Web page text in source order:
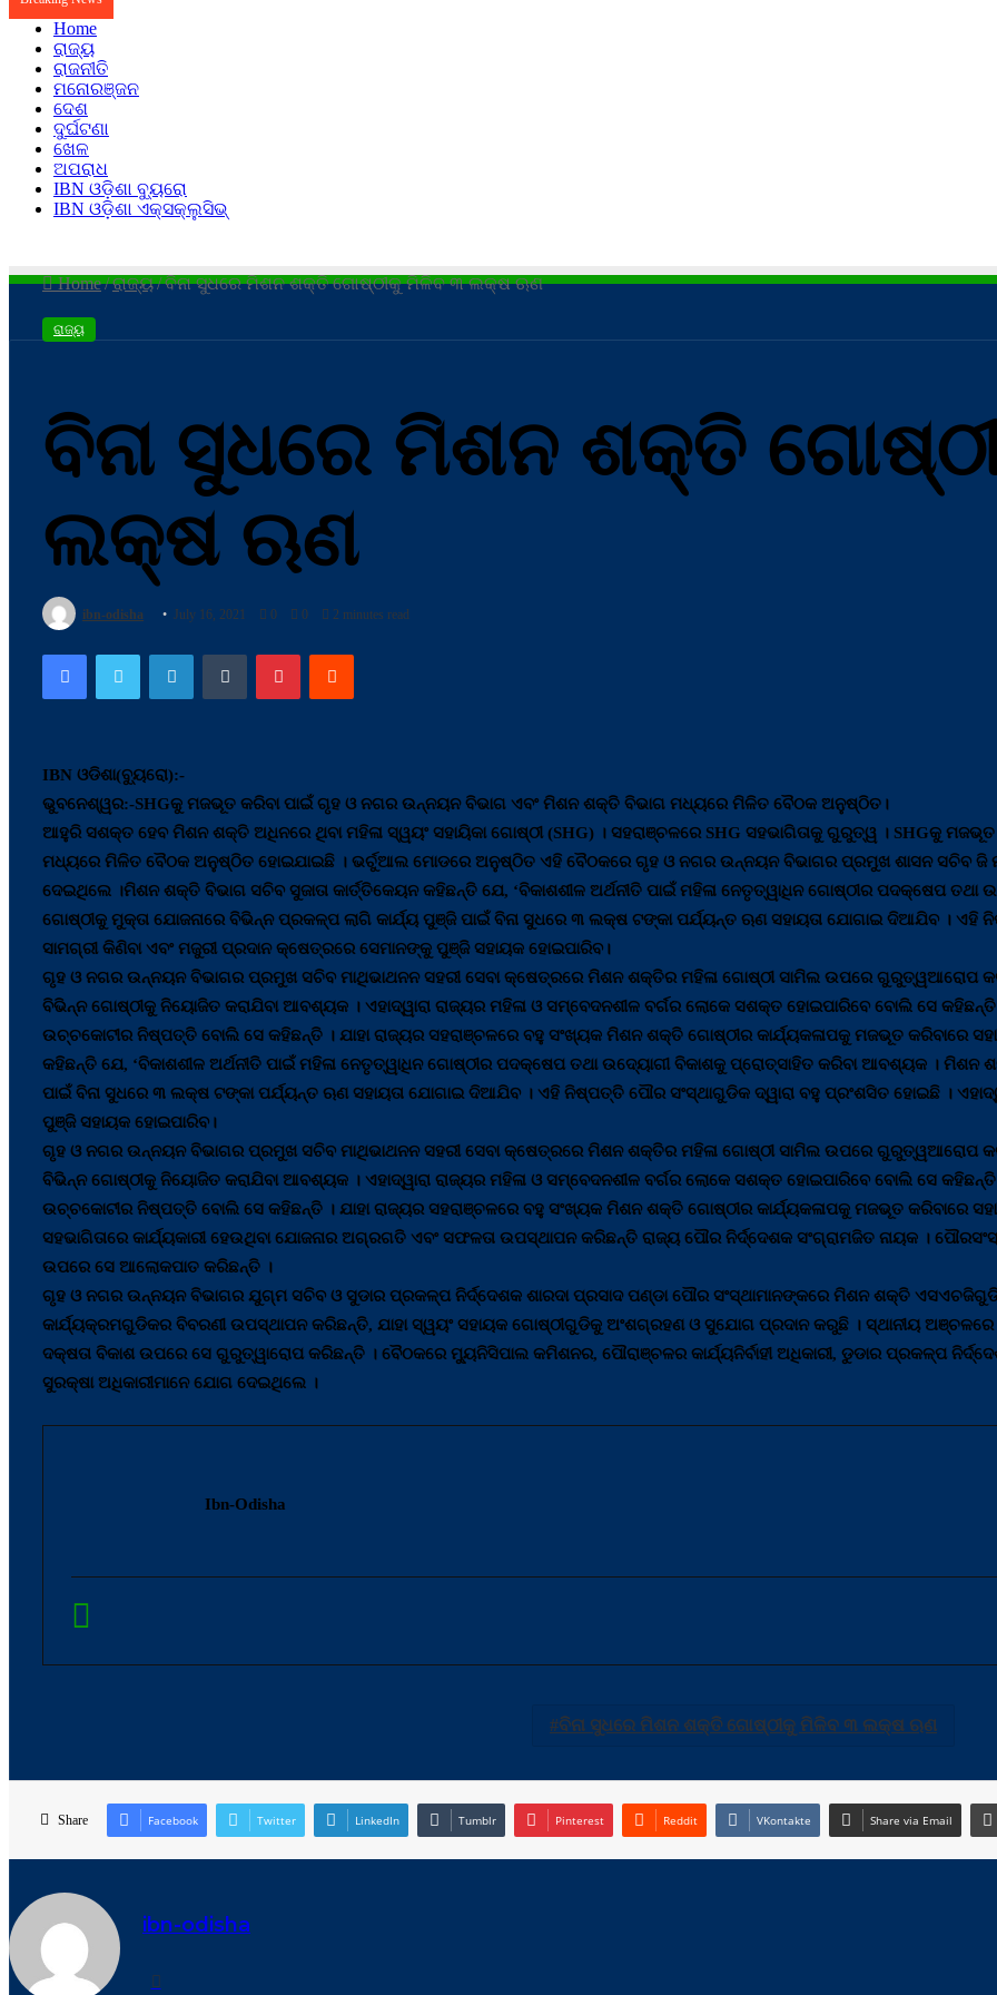
Home
ରାଜ୍ୟ
ରାଜନୀତି
ମନୋରଞ୍ଜନ
ଦେଶ
ଦୁର୍ଘଟଣା
ଖେଳ
ଅପରାଧ
IBN ଓଡ଼ିଶା ବ୍ୟୁରୋ
IBN ଓଡ଼ିଶା ଏକ୍ସକ୍ଲୁସିଭ୍
Home/ରାଜ୍ୟ/ବିନା ସୁଧରେ ମିଶନ ଶକ୍ତି ଗୋଷ୍ଠୀକୁ ମିଳିବ ୩ ଲକ୍ଷ ଋଣ
ରାଜ୍ୟ
ବିନା ସୁଧରେ ମିଶନ ଶକ୍ତି
ଲକ୍ଷ ଋଣ
ibn-odisha July 16, 2021 0 0 2 minutes read
FacebookTwitterLinkedInTumblrPinterestReddit
IBN ଓଡିଶା(ବ୍ୟୁରୋ):-
ଭୁବନେଶ୍ୱର:-SHGକୁ ମଜଭୂତ କରିବା ପାଇଁ ଗୃହ ଓ ନଗର ଉନ୍ନୟନ ବିଭାଗ ଏବଂ ମିଶନ ଶକ୍ତି ବିଭାଗ ମଧ୍ୟରେ ମିଳିତ ବୈଠକ ଅନୁଷ୍ଠିତ।
ଆହୁରି ସଶକ୍ତ ହେବ ମିଶନ ଶକ୍ତି ଅଧିନରେ ଥିବା ମହିଳା ସ୍ୱୟଂ ସହାୟିକା ଗୋଷ୍ଠୀ (SHG) । ସହରାଞ୍ଚଳରେ SHG ସହଭାଗିତାକୁ ଗୁରୁତ୍ୱ । SHGକୁ
ମଧ୍ୟରେ ମିଳିତ ବୈଠକ ଅନୁଷ୍ଠିତ ହୋଇଯାଇଛି । ଭର୍ଚୁଆଲ ମୋଡରେ ଅନୁଷ୍ଠିତ ଏହି ବୈଠକରେ ଗୃହ ଓ ନଗର ଉନ୍ନୟନ ବିଭାଗର ପ୍ରମୁଖ ଶାସନ ସଚିବ ଜି
ଦେଇଥିଲେ ।ମିଶନ ଶକ୍ତି ବିଭାଗ ସଚିବ ସୁଜାତା କାର୍ତ୍ତିକେୟନ କହିଛନ୍ତି ଯେ, ‘ବିକାଶଶୀଳ ଅର୍ଥନୀତି ପାଇଁ ମହିଳା ନେତୃତ୍ୱାଧିନ ଗୋଷ୍ଠୀର ପଦକ୍ଷେପ
ଗୋଷ୍ଠୀକୁ ମୁକ୍ତା ଯୋଜନାରେ ବିଭିନ୍ନ ପ୍ରକଳ୍ପ ଲାଗି କାର୍ଯ୍ୟ ପୁଞ୍ଜି ପାଇଁ ବିନା ସୁଧରେ ୩ ଲକ୍ଷ ଟଙ୍କା ପର୍ଯ୍ୟନ୍ତ ଋଣ ସହାୟତା ଯୋଗାଇ ଦିଆଯିବ । ଏହି
ସାମଗ୍ରୀ କିଣିବା ଏବଂ ମଜୁରୀ ପ୍ରଦାନ କ୍ଷେତ୍ରରେ ସେମାନଙ୍କୁ ପୁଞ୍ଜି ସହାୟକ ହୋଇପାରିବ।
ଗୃହ ଓ ନଗର ଉନ୍ନୟନ ବିଭାଗର ପ୍ରମୁଖ ସଚିବ ମାଥିଭାଥନନ ସହରୀ ସେବା କ୍ଷେତ୍ରରେ ମିଶନ ଶକ୍ତିର ମହିଳା ଗୋଷ୍ଠୀ ସାମିଲ ଉପରେ ଗୁରୁତ୍ୱଆରୋପ
ବିଭିନ୍ନ ଗୋଷ୍ଠୀକୁ ନିୟୋଜିତ କରାଯିବା ଆବଶ୍ୟକ । ଏହାଦ୍ୱାରା ରାଜ୍ୟର ମହିଳା ଓ ସମ୍ବେଦନଶୀଳ ବର୍ଗର ଲୋକେ ସଶକ୍ତ ହୋଇପାରିବେ ବୋଲି ସେ
ଉଚ୍ଚକୋଟୀର ନିଷ୍ପତ୍ତି ବୋଲି ସେ କହିଛନ୍ତି । ଯାହା ରାଜ୍ୟର ସହରାଞ୍ଚଳରେ ବହୁ ସଂଖ୍ୟକ ମିଶନ ଶକ୍ତି ଗୋଷ୍ଠୀର କାର୍ଯ୍ୟକଳାପକୁ ମଜଭୂତ କରିବାରେ
କହିଛନ୍ତି ଯେ, ‘ବିକାଶଶୀଳ ଅର୍ଥନୀତି ପାଇଁ ମହିଳା ନେତୃତ୍ୱାଧିନ ଗୋଷ୍ଠୀର ପଦକ୍ଷେପ ତଥା ଉଦ୍ୟୋଗୀ ବିକାଶକୁ ପ୍ରୋତ୍ସାହିତ କରିବା ଆବଶ୍ୟକ । ମିଶନ
ପାଇଁ ବିନା ସୁଧରେ ୩ ଲକ୍ଷ ଟଙ୍କା ପର୍ଯ୍ୟନ୍ତ ଋଣ ସହାୟତା ଯୋଗାଇ ଦିଆଯିବ । ଏହି ନିଷ୍ପତ୍ତି ପୌର ସଂସ୍ଥାଗୁଡିକ ଦ୍ୱାରା ବହୁ ପ୍ରଂଶସିତ ହୋଇଛି ।
ପୁଞ୍ଜି ସହାୟକ ହୋଇପାରିବ।
ଗୃହ ଓ ନଗର ଉନ୍ନୟନ ବିଭାଗର ପ୍ରମୁଖ ସଚିବ ମାଥିଭାଥନନ ସହରୀ ସେବା କ୍ଷେତ୍ରରେ ମିଶନ ଶକ୍ତିର ମହିଳା ଗୋଷ୍ଠୀ ସାମିଲ ଉପରେ ଗୁରୁତ୍ୱଆରୋପ
ବିଭିନ୍ନ ଗୋଷ୍ଠୀକୁ ନିୟୋଜିତ କରାଯିବା ଆବଶ୍ୟକ । ଏହାଦ୍ୱାରା ରାଜ୍ୟର ମହିଳା ଓ ସମ୍ବେଦନଶୀଳ ବର୍ଗର ଲୋକେ ସଶକ୍ତ ହୋଇପାରିବେ ବୋଲି ସେ
ଉଚ୍ଚକୋଟୀର ନିଷ୍ପତ୍ତି ବୋଲି ସେ କହିଛନ୍ତି । ଯାହା ରାଜ୍ୟର ସହରାଞ୍ଚଳରେ ବହୁ ସଂଖ୍ୟକ ମିଶନ ଶକ୍ତି ଗୋଷ୍ଠୀର କାର୍ଯ୍ୟକଳାପକୁ ମଜଭୂତ କରିବାରେ
ସହଭାଗିତାରେ କାର୍ଯ୍ୟକାରୀ ହେଉଥିବା ଯୋଜନାର ଅଗ୍ରଗତି ଏବଂ ସଫଳତା ଉପସ୍ଥାପନ କରିଛନ୍ତି ରାଜ୍ୟ ପୌର ନିର୍ଦ୍ଦେଶକ ସଂଗ୍ରାମଜିତ ନାୟକ ।
ଉପରେ ସେ ଆଲୋକପାତ କରିଛନ୍ତି ।
ଗୃହ ଓ ନଗର ଉନ୍ନୟନ ବିଭାଗର ଯୁଗ୍ମ ସଚିବ ଓ ସୁଡାର ପ୍ରକଳ୍ପ ନିର୍ଦ୍ଦେଶକ ଶାରଦା ପ୍ରସାଦ ପଣ୍ଡା ପୌର ସଂସ୍ଥାମାନଙ୍କରେ ମିଶନ ଶକ୍ତି
କାର୍ଯ୍ୟକ୍ରମଗୁଡିକର ବିବରଣୀ ଉପସ୍ଥାପନ କରିଛନ୍ତି, ଯାହା ସ୍ୱୟଂ ସହାୟକ ଗୋଷ୍ଠୀଗୁଡିକୁ ଅଂଶଗ୍ରହଣ ଓ ସୁଯୋଗ ପ୍ରଦାନ କରୁଛି । ସ୍ଥାନୀୟ
ଦକ୍ଷତା ବିକାଶ ଉପରେ ସେ ଗୁରୁତ୍ୱାରୋପ କରିଛନ୍ତି । ବୈଠକରେ ମ୍ୟୁନିସିପାଲ କମିଶନର, ପୌରାଞ୍ଚଳର କାର୍ଯ୍ୟନିର୍ବାହୀ ଅଧିକାରୀ, ଡୁଡାର ପ୍ରକଳ୍ପ
ସୁରକ୍ଷା ଅଧିକାରୀମାନେ ଯୋଗ ଦେଇଥିଲେ ।
Ibn-Odisha
ବିନା ସୁଧରେ ମିଶନ ଶକ୍ତି ଗୋଷ୍ଠୀକୁ ମିଳିବ ୩ ଲକ୍ଷ ଋଣ
Share Facebook Twitter LinkedIn Tumblr Pinterest Reddit VKontakte Share via Email
ibn-odisha
Website